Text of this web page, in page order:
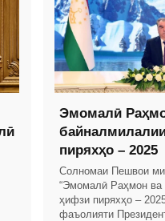
Эмомалӣ
пиряхҳо – 2025
Солномаи Пешвои
“Эмомалӣ Раҳмон
ҳифзи пиряхҳо –
фаъолияти